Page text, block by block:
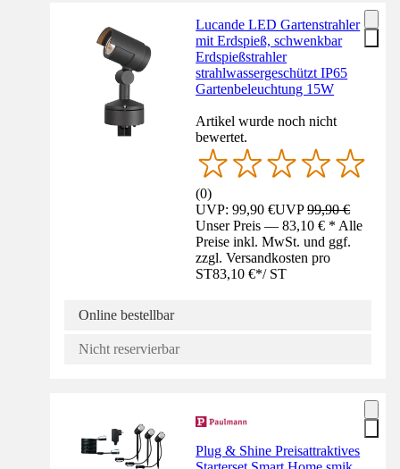
Lucande LED Gartenstrahler
mit Erdspieß, schwenkbar
Erdspießstrahler
strahlwassergeschützt IP65
Gartenbeleuchtung 15W
Artikel wurde noch nicht
bewertet.
(0)
UVP: 99,90 €UVP99,90 €
Unser Preis — 83,10 € * Alle
Preise inkl. MwSt. und ggf.
zzgl. Versandkosten pro
ST83,10 €*/ ST
Online bestellbar
Nicht reservierbar
Plug & Shine Preisattraktives